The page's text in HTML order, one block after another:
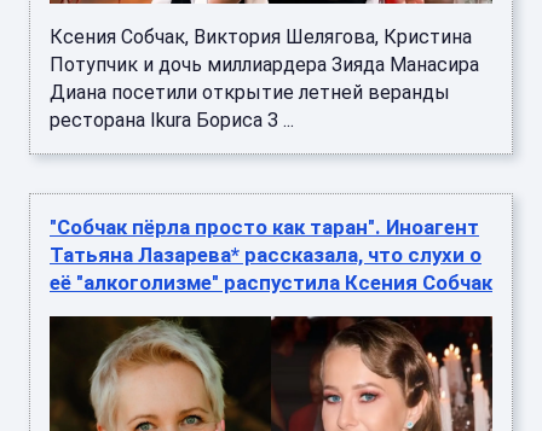
Ксения Собчак, Виктория Шелягова, Кристина
Потупчик и дочь миллиардера Зияда Манасира
Диана посетили открытие летней веранды
ресторана Ikura Бориса З ...
"Собчак пёрла просто как таран". Иноагент
Татьяна Лазарева* рассказала, что слухи о
её "алкоголизме" распустила Ксения Собчак